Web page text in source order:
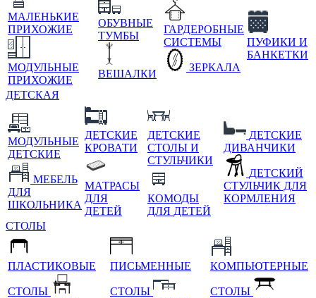
МАЛЕНЬКИЕ
ПРИХОЖИЕ
МОДУЛЬНЫЕ
ПРИХОЖИЕ
ОБУВНЫЕ
ТУМБЫ
ВЕШАЛКИ
ГАРДЕРОБНЫЕ
СИСТЕМЫ
ЗЕРКАЛА
ПУФИКИ И
БАНКЕТКИ
ДЕТСКАЯ
МОДУЛЬНЫЕ
ДЕТСКИЕ
МЕБЕЛЬ
ДЛЯ
ШКОЛЬНИКА
ДЕТСКИЕ
КРОВАТИ
МАТРАСЫ
ДЛЯ
ДЕТЕЙ
ДЕТСКИЕ
СТОЛЫ И
СТУЛЬЧИКИ
КОМОДЫ
ДЛЯ ДЕТЕЙ
ДЕТСКИЕ
ДИВАНЧИКИ
ДЕТСКИЙ
СТУЛЬЧИК ДЛЯ
КОРМЛЕНИЯ
СТОЛЫ
ПЛАСТИКОВЫЕ
СТОЛЫ
ПИСЬМЕННЫЕ
СТОЛЫ
КОМПЬЮТЕРНЫЕ
СТОЛЫ